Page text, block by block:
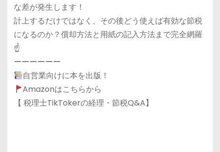
な差が発生します！
計上するだけではなく、その後どう使えば有効な節税
になるのか？償却方法と用紙の記入方法まで完全網羅
☝️
ーーーーーー
自営業向けに本を出版！
Amazonはこちらから
【 税理士TikTokerの経理・節税Q&A】